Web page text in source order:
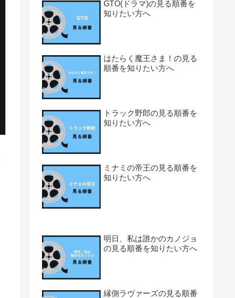
GTO(ドラマ)の見る順番を
知りたい方へ
はたらく魔王さま！の見る
順番を知りたい方へ
トラック野郎の見る順番を
知りたい方へ
ミナミの帝王の見る順番を
知りたい方へ
明日、私は誰かのカノジョ
の見る順番を知りたい方へ
縁側ラヴァーズの見る順番